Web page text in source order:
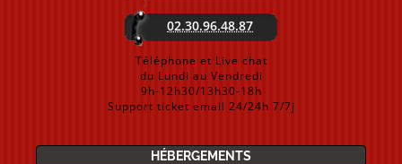
02.30.96.48.87
Téléphone et Live chat
du Lundi au Vendredi
9h-12h30/13h30-18h
Support ticket email 24/24h 7/7j
HÉBERGEMENTS